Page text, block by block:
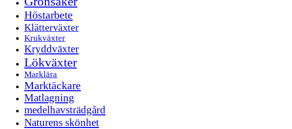
Höstarbete
Klätterväxter
Krukväxter
Kryddväxter
Lökväxter
Marklära
Marktäckare
Matlagning
medelhavsträdgård
Naturens skönhet